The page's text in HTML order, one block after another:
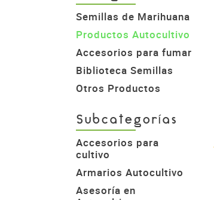
Semillas de Marihuana
Productos Autocultivo
Accesorios para fumar
Biblioteca Semillas
Otros Productos
Subcategorías
Accesorios para
cultivo
Armarios Autocultivo
Asesoría en